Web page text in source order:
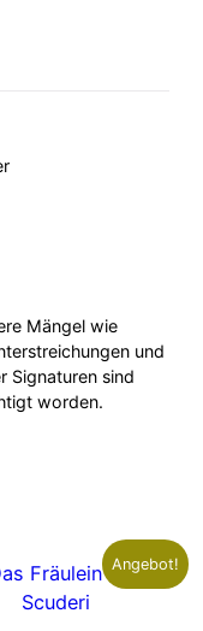
Mängel wie
und
Signaturen sind
worden.
Angebot!